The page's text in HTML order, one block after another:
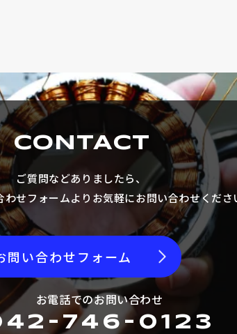
CONTACT
ご質問などありましたら、
わせフォームより お気軽にお問い合わせくださ
問い合わせフォーム
お電話でのお問い合わせ
746-0123